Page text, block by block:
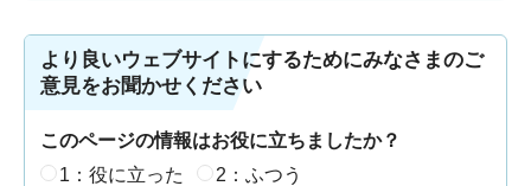
より良いウェブサイトにするためにみなさまのご
意見をお聞かせください
このページの情報はお役に立ちましたか？
1：役に立った
2：ふつう